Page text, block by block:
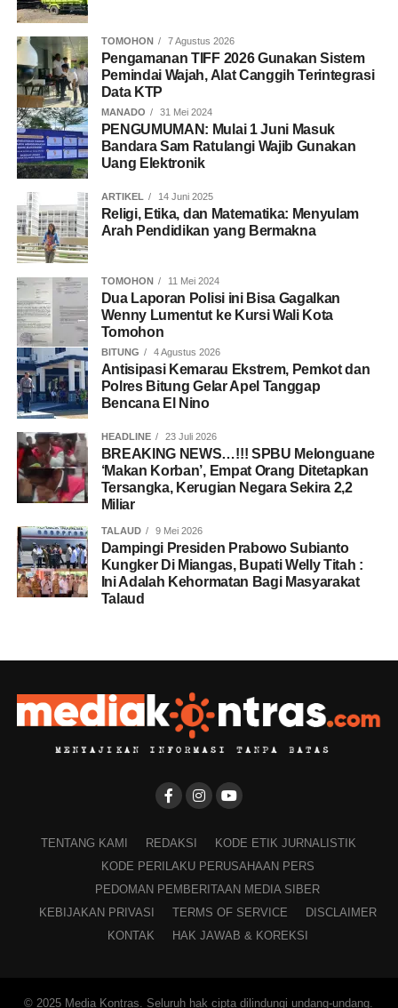
TOMOHON 7 Agustus 2026
Pengamanan TIFF 2026 Gunakan Sistem
Pemindai Wajah, Alat Canggih Terintegrasi
Data KTP
MANADO 31 Mei 2024
PENGUMUMAN: Mulai 1 Juni Masuk
Bandara Sam Ratulangi Wajib Gunakan
Uang Elektronik
ARTIKEL 14 Juni 2025
Religi, Etika, dan Matematika: Menyulam
Arah Pendidikan yang Bermakna
TOMOHON 11 Mei 2024
Dua Laporan Polisi ini Bisa Gagalkan
Wenny Lumentut ke Kursi Wali Kota
Tomohon
BITUNG 4 Agustus 2026
Antisipasi Kemarau Ekstrem, Pemkot dan
Polres Bitung Gelar Apel Tanggap
Bencana El Nino
HEADLINE 23 Juli 2026
BREAKING NEWS…!!! SPBU Melonguane
‘Makan Korban’, Empat Orang Ditetapkan
Tersangka, Kerugian Negara Sekira 2,2
Miliar
TALAUD 9 Mei 2026
Dampingi Presiden Prabowo Subianto
Kungker Di Miangas, Bupati Welly Titah :
Ini Adalah Kehormatan Bagi Masyarakat
Talaud
TENTANG KAMI REDAKSI
KODE ETIK JURNALISTIK
KODE PERILAKU PERUSAHAAN PERS
PEDOMAN PEMBERITAAN MEDIA SIBER
KEBIJAKAN PRIVASI
TERMS OF SERVICE
DISCLAIMER
KONTAK
HAK JAWAB & KOREKSI
© 2025 Media Kontras. Seluruh hak cipta dilindungi undang-undang.